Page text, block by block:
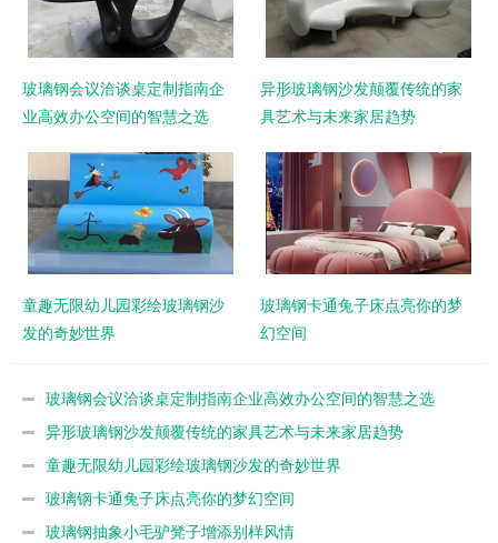
玻璃钢会议洽谈桌定制指南企
业高效办公空间的智慧之选
异形玻璃钢沙发颠覆传统的家
具艺术与未来家居趋势
童趣无限幼儿园彩绘玻璃钢沙
发的奇妙世界
玻璃钢卡通兔子床点亮你的梦
幻空间
玻璃钢会议洽谈桌定制指南企业高效办公空间的智慧之选
异形玻璃钢沙发颠覆传统的家具艺术与未来家居趋势
童趣无限幼儿园彩绘玻璃钢沙发的奇妙世界
玻璃钢卡通兔子床点亮你的梦幻空间
玻璃钢抽象小毛驴凳子增添别样风情